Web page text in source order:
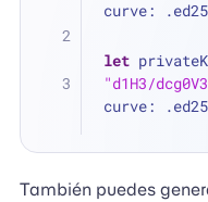
curve:
let
"d1H3/
curve:
También puedes